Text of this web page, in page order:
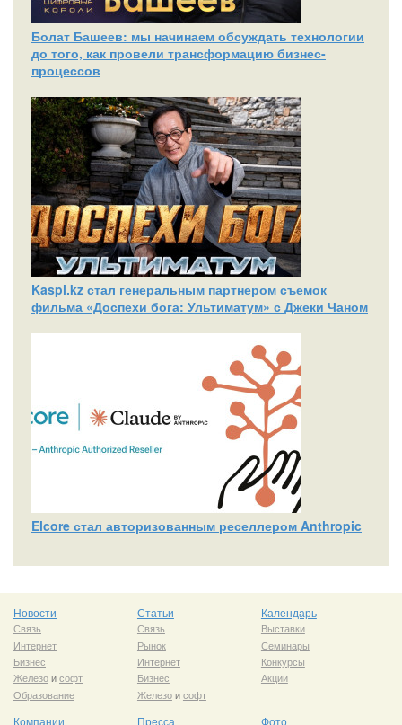
Болат Башеев: мы начинаем обсуждать технологии
до того, как провели трансформацию бизнес-
процессов
Kaspi.kz стал генеральным партнером съемок
фильма «Доспехи бога: Ультиматум» с Джеки Чаном
Elcore стал авторизованным реселлером Anthropic
Новости
Связь
Интернет
Бизнес
Железоисофт
Образование
Статьи
Связь
Рынок
Интернет
Бизнес
Железоисофт
Календарь
Выставки
Семинары
Конкурсы
Акции
Компании Пресса Фото